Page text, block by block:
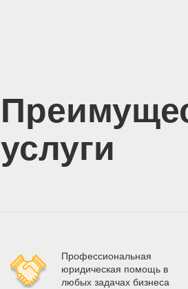
услуги
Профессиональная
юридическая помощь в
любых задачах бизнеса